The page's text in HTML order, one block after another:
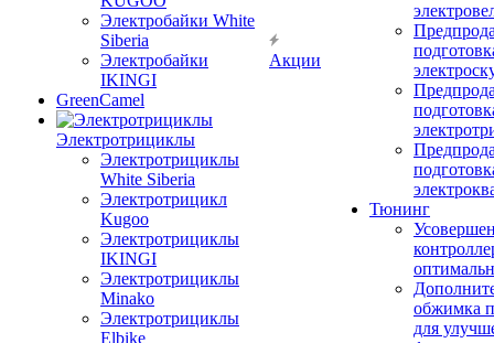
Электробайки White
Siberia
Электробайки
IKINGI
GreenCamel
Электротрициклы
Электротрициклы
White Siberia
Электротрицикл
Kugoo
Электротрициклы
IKINGI
Электротрициклы
Minako
Электротрициклы
Elbike
Акции
Тюнинг
обжимка
для